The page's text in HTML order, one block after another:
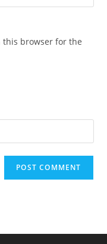
this browser for the